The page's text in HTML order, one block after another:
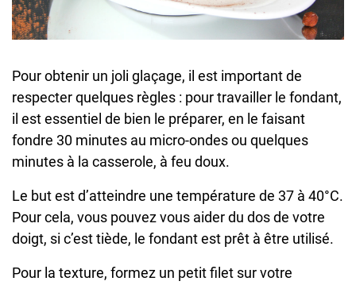
Pour obtenir un joli glaçage, il est important de
respecter quelques règles : pour travailler le fondant,
il est essentiel de bien le préparer, en le faisant
fondre 30 minutes au micro-ondes ou quelques
minutes à la casserole, à feu doux.
Le but est d’atteindre une température de 37 à 40°C.
Pour cela, vous pouvez vous aider du dos de votre
doigt, si c’est tiède, le fondant est prêt à être utilisé.
Pour la texture, formez un petit filet sur votre